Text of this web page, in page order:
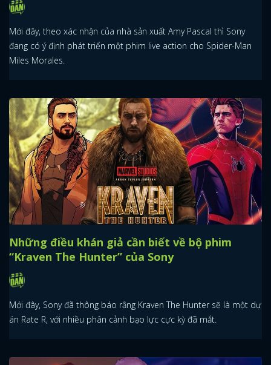
Mới đây, theo xác nhận của nhà sản xuất Amy Pascal thì Sony
đang có ý định phát triển một phim live action cho Spider-Man
Miles Morales.
Những điều khán giả cần biết về bộ phim
“Kraven The Hunter” của Sony
Mới đây, Sony đã thông báo rằng Kraven The Hunter sẽ là một dự
án Rate R, với nhiều phân cảnh bạo lực cực kỳ đã mắt.